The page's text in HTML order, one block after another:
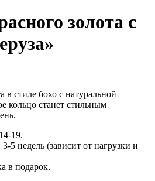
золота с
в стиле бохо с натуральной
кольцо станет стильным
19.
5 недель (зависит от нагрузки и
в подарок.